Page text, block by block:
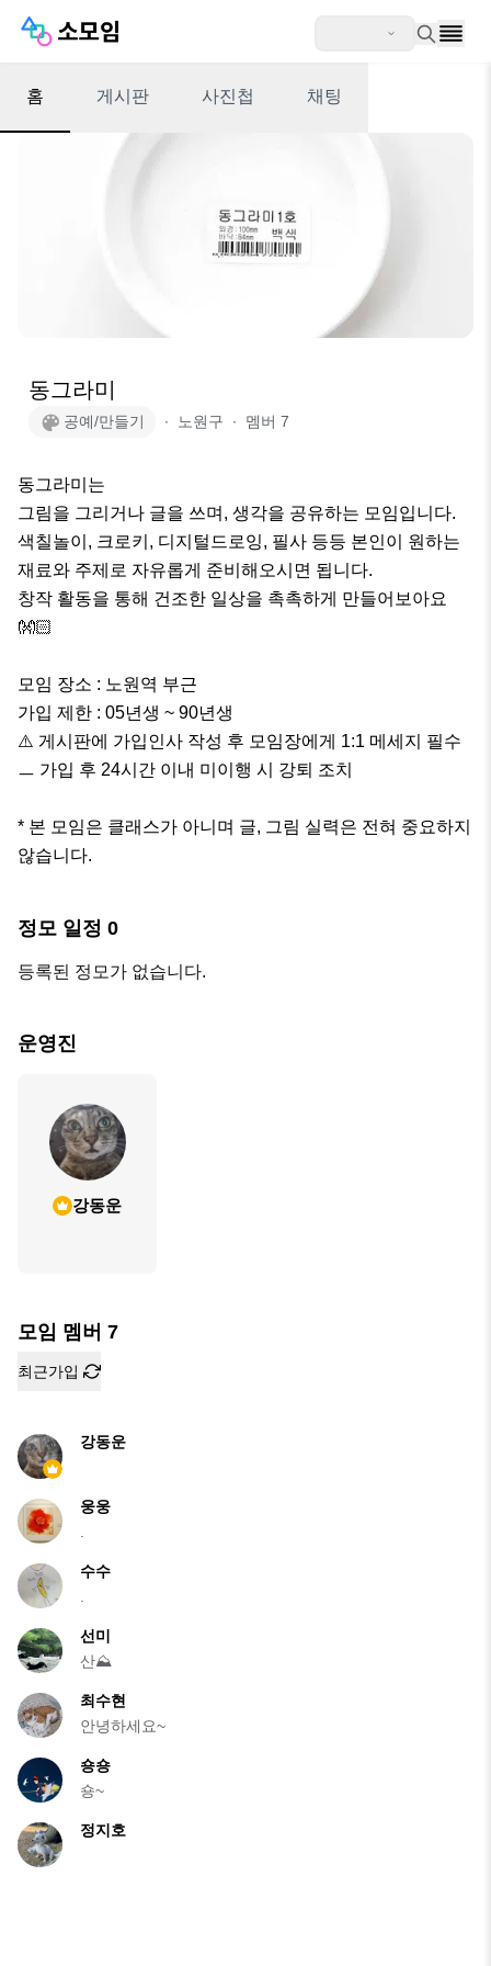
홈 게시판 사진첩 채팅
동그라미
공예/만들기 ∙ 노원구 ∙ 멤버 7
동그라미는
그림을 그리거나 글을 쓰며, 생각을 공유하는 모임입니다.
색칠놀이, 크로키, 디지털드로잉, 필사 등등 본인이 원하는
재료와 주제로 자유롭게 준비해오시면 됩니다.
창작 활동을 통해 건조한 일상을 촉촉하게 만들어보아요
👐🏻
모임 장소 : 노원역 부근
가입 제한 : 05년생 ~ 90년생
⚠️ 게시판에 가입인사 작성 후 모임장에게 1:1 메세지 필수
ㅡ 가입 후 24시간 이내 미이행 시 강퇴 조치
* 본 모임은 클래스가 아니며 글, 그림 실력은 전혀 중요하지
않습니다.
정모 일정 0
등록된 정모가 없습니다.
운영진
강동운
모임 멤버 7
최근가입
강동운
웅웅
수수
선미
산⛰️
최수현
안녕하세요~
숑숑
숑~
정지호